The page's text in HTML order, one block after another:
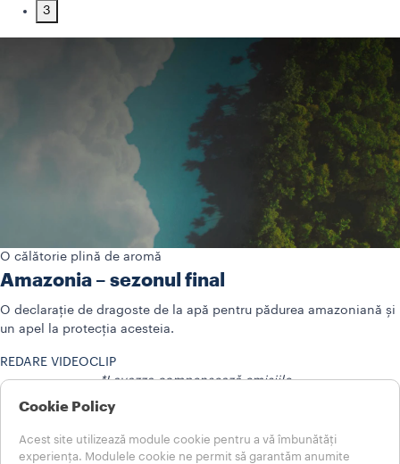
3
O călătorie plină de aromă
Amazonia – sezonul final
O declarație de dragoste de la apă pentru pădurea amazoniană și
un apel la protecția acesteia.
REDARE VIDEOCLIP
*Lavazza compensează emisiile
**Lavazza nu este afiliată, aprobată
Cookie Policy
Acest site utilizează module cookie pentru a vă îmbunătăți
experiența. Modulele cookie ne permit să garantăm anumite